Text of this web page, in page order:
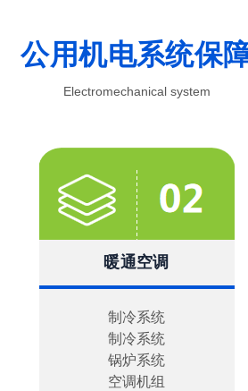
公用机电系统保
Electromechanical system
暖通空调
制冷系统
制冷系统
锅炉系统
空调机组